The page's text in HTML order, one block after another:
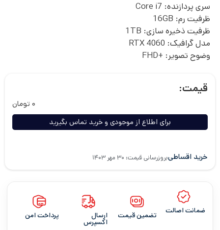
سری پردازنده: Core i7
ظرفیت رم: 16 GB
ظرفیت ذخیره سازی: 1TB
مدل گرافیک: RTX 4060
وضوح تصویر: +FHD
قیمت:
۰ تومان
برای اطلاع از موجودی و خرید تماس بگیرید
خرید اقساطیبروزرسانی قیمت: ۳۰ مهر ۱۴۰۳
ضمانت اصالت تضمین قیمت ارسال
اکسپرس
پرداخت امن